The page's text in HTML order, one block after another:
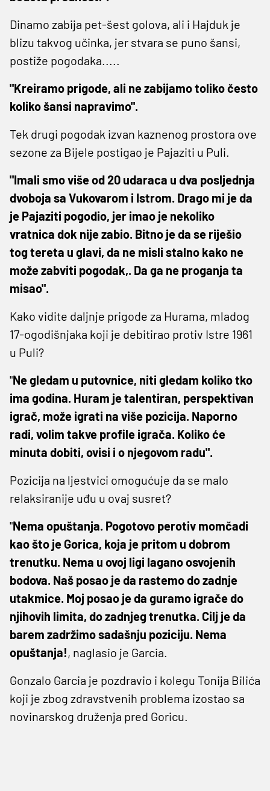
Dinamo zabija pet-šest golova, ali i Hajduk je
blizu takvog učinka, jer stvara se puno šansi,
postiže pogodaka.....
"Kreiramo prigode, ali ne zabijamo toliko često
koliko šansi napravimo".
Tek drugi pogodak izvan kaznenog prostora ove
sezone za Bijele postigao je Pajaziti u Puli.
"Imali smo više od 20 udaraca u dva posljednja
dvoboja sa Vukovarom i Istrom. Drago mi je da
je Pajaziti pogodio, jer imao je nekoliko
vratnica dok nije zabio. Bitno je da se riješio
tog tereta u glavi, da ne misli stalno kako ne
može zabviti pogodak,. Da ga ne proganja ta
misao".
Kako vidite daljnje prigode za Hurama, mladog
17-ogodišnjaka koji je debitirao protiv Istre 1961
u Puli?
"Ne gledam u putovnice, niti gledam koliko tko
ima godina. Huram je talentiran, perspektivan
igrač, može igrati na više pozicija. Naporno
radi, volim takve profile igrača. Koliko će
minuta dobiti, ovisi i o njegovom radu".
Pozicija na ljestvici omogućuje da se malo
relaksiranije uđu u ovaj susret?
"Nema opuštanja. Pogotovo perotiv momčadi
kao što je Gorica, koja je pritom u dobrom
trenutku. Nema u ovoj ligi lagano osvojenih
bodova. Naš posao je da rastemo do zadnje
utakmice. Moj posao je da guramo igrače do
njihovih limita, do zadnjeg trenutka. Cilj je da
barem zadržimo sadašnju poziciju. Nema
opuštanja!, naglasio je Garcia.
Gonzalo Garcia je pozdravio i kolegu Tonija Bilića
koji je zbog zdravstvenih problema izostao sa
novinarskog druženja pred Goricu.